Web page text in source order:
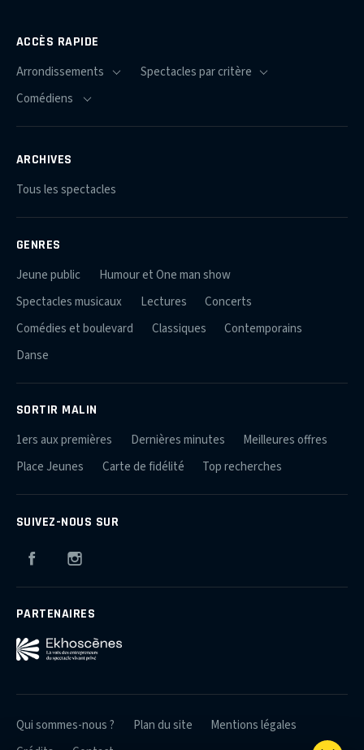
ACCÈS RAPIDE
ARCHIVES
Tous les spectacles
GENRES
Jeune public
Humour et One man show
Spectacles musicaux
Lectures
Concerts
Comédies et boulevard
Classiques
Contemporains
Danse
SORTIR MALIN
1ers aux premières Dernières minutes
Meilleures offres
Place Jeunes
Carte de fidélité Top recherches
SUIVEZ-NOUS SUR
Facebook
PARTENAIRES
Qui sommes-nous ? Plan du site
Mentions légales